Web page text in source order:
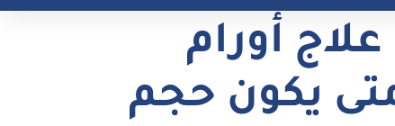
التداخلية للأورام الليفية 2026: علاج أورام
يكون حجم